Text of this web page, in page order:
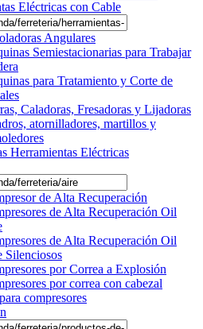
Eléctricas con Cable
Angulares
Semiestacionarias para Trabajar
para Tratamiento y Corte de
Caladoras, Fresadoras y Lijadoras
atornilladores, martillos y
Herramientas Eléctricas
de Alta Recuperación
de Alta Recuperación Oil
de Alta Recuperación Oil
Silenciosos
por Correa a Explosión
por correa con cabezal
compresores